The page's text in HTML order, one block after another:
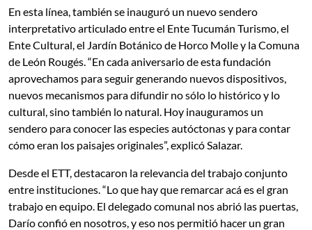
En esta línea, también se inauguró un nuevo sendero
interpretativo articulado entre el Ente Tucumán Turismo, el
Ente Cultural, el Jardín Botánico de Horco Molle y la Comuna
de León Rougés. “En cada aniversario de esta fundación
aprovechamos para seguir generando nuevos dispositivos,
nuevos mecanismos para difundir no sólo lo histórico y lo
cultural, sino también lo natural. Hoy inauguramos un
sendero para conocer las especies autóctonas y para contar
cómo eran los paisajes originales”, explicó Salazar.
Desde el ETT, destacaron la relevancia del trabajo conjunto
entre instituciones. “Lo que hay que remarcar acá es el gran
trabajo en equipo. El delegado comunal nos abrió las puertas,
Darío confió en nosotros, y eso nos permitió hacer un gran